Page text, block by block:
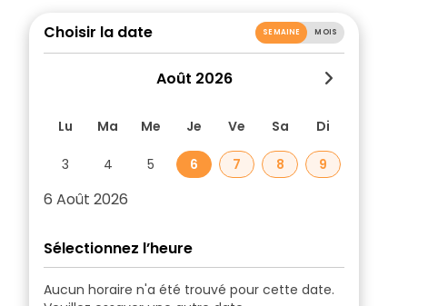
Choisir la date SEMAINE MOIS
Août 2026
Lu Ma Me Je Ve Sa Di
3 4 5 6 7 8 9
6 Août 2026
Sélectionnez l’heure
Aucun horaire n'a été trouvé pour cette date.